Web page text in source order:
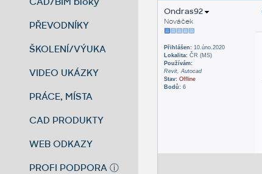
PŘEVODNÍKY
ŠKOLENÍ/VÝUKA
VIDEO UKÁZKY
PRÁCE, MÍSTA
CAD PRODUKTY
WEB ODKAZY
PROFI PODPORA ⓘ
Ondras92
Nováček
Přihlášen:10.úno.2020
Lokalita:ČR (MS)
Používám:
Revit, Autocad
Stav: Offline
Bodů:6